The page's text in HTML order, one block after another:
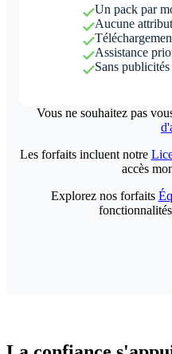
Un pack par
Aucune
Assistance
Sans publicités
Vous ne souhaitez pas
Les forfaits incluent notre
accès
Explorez nos forfaits